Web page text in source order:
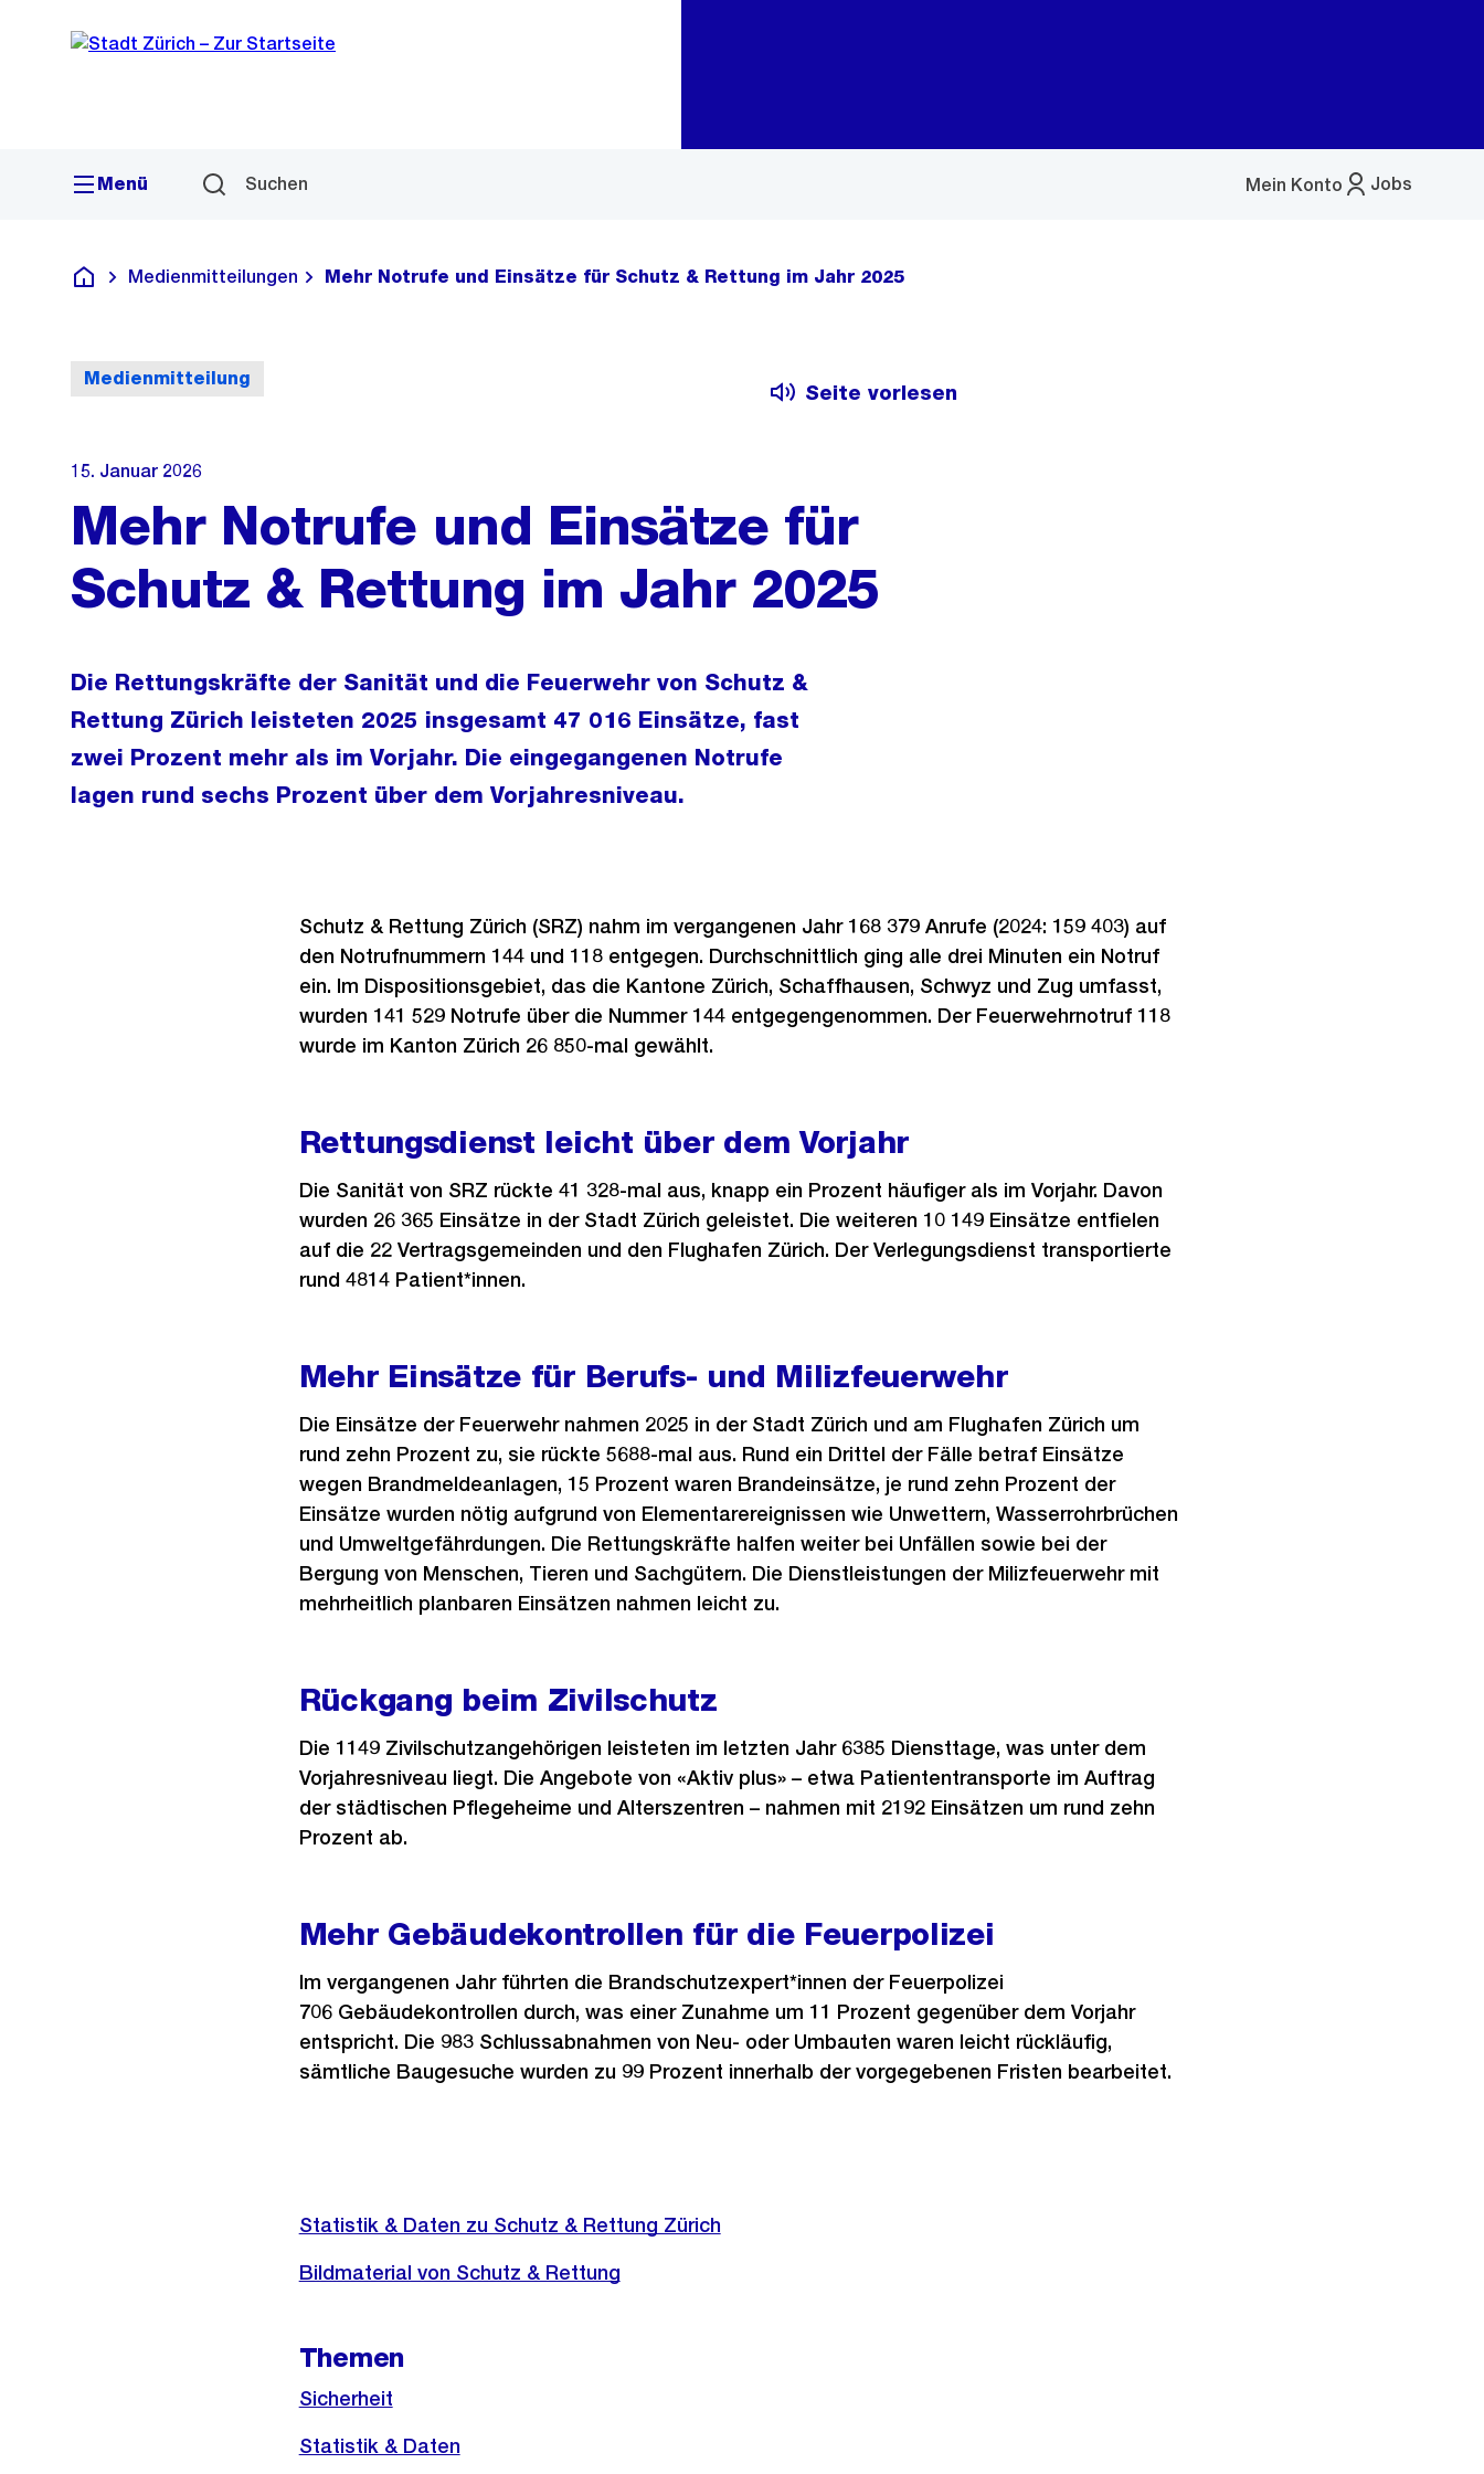
Navigation
Sprunglink
Menü Suchen Jobs
Mein Konto
Menü
Deutsch
Medienmitteilungen Mehr Notrufe und Einsätze für Schutz & Rettung im Jahr 2025
Medienmitteilung
Seite vorlesen
15. Januar 2026
Mehr Notrufe und Einsätze für
Schutz & Rettung im Jahr 2025
Die Rettungskräfte der Sanität und die Feuerwehr von Schutz &
Rettung Zürich leisteten 2025 insgesamt 47 016 Einsätze, fast
zwei Prozent mehr als im Vorjahr. Die eingegangenen Notrufe
lagen rund sechs Prozent über dem Vorjahresniveau.
Schutz & Rettung Zürich (SRZ) nahm im vergangenen Jahr 168 379 Anrufe (2024: 159 403) auf
den Notrufnummern 144 und 118 entgegen. Durchschnittlich ging alle drei Minuten ein Notruf
ein. Im Dispositionsgebiet, das die Kantone Zürich, Schaffhausen, Schwyz und Zug umfasst,
wurden 141 529 Notrufe über die Nummer 144 entgegengenommen. Der Feuerwehrnotruf 118
wurde im Kanton Zürich 26 850-mal gewählt.
Rettungsdienst leicht über dem Vorjahr
Die Sanität von SRZ rückte 41 328-mal aus, knapp ein Prozent häufiger als im Vorjahr. Davon
wurden 26 365 Einsätze in der Stadt Zürich geleistet. Die weiteren 10 149 Einsätze entfielen
auf die 22 Vertragsgemeinden und den Flughafen Zürich. Der Verlegungsdienst transportierte
rund 4814 Patient*innen.
Mehr Einsätze für Berufs- und Milizfeuerwehr
Die Einsätze der Feuerwehr nahmen 2025 in der Stadt Zürich und am Flughafen Zürich um
rund zehn Prozent zu, sie rückte 5688-mal aus. Rund ein Drittel der Fälle betraf Einsätze
wegen Brandmeldeanlagen, 15 Prozent waren Brandeinsätze, je rund zehn Prozent der
Einsätze wurden nötig aufgrund von Elementarereignissen wie Unwettern, Wasserrohrbrüchen
und Umweltgefährdungen. Die Rettungskräfte halfen weiter bei Unfällen sowie bei der
Bergung von Menschen, Tieren und Sachgütern. Die Dienstleistungen der Milizfeuerwehr mit
mehrheitlich planbaren Einsätzen nahmen leicht zu.
Rückgang beim Zivilschutz
Die 1149 Zivilschutzangehörigen leisteten im letzten Jahr 6385 Diensttage, was unter dem
Vorjahresniveau liegt. Die Angebote von «Aktiv plus» – etwa Patiententransporte im Auftrag
der städtischen Pflegeheime und Alterszentren – nahmen mit 2192 Einsätzen um rund zehn
Prozent ab.
Mehr Gebäudekontrollen für die Feuerpolizei
Im vergangenen Jahr führten die Brandschutzexpert*innen der Feuerpolizei
706 Gebäudekontrollen durch, was einer Zunahme um 11 Prozent gegenüber dem Vorjahr
entspricht. Die 983 Schlussabnahmen von Neu- oder Umbauten waren leicht rückläufig,
sämtliche Baugesuche wurden zu 99 Prozent innerhalb der vorgegebenen Fristen bearbeitet.
Statistik & Daten zu Schutz & Rettung Zürich
Bildmaterial von Schutz & Rettung
Themen
Sicherheit
Statistik & Daten